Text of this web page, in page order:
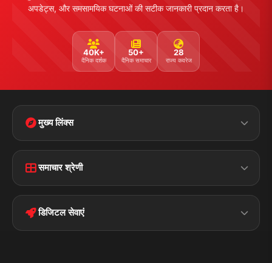
अपडेट्स, और समसामयिक घटनाओं की सटीक जानकारी प्रदान करता है।
40K+
दैनिक दर्शक
50+
दैनिक समाचार
28
राज्य कवरेज
मुख्य लिंक्स
Home Contact Us
Terms &
Conditions
Privacy Policy
समाचार श्रेणी
बिहार क्राइम
पॉलिटिकल झारखण्ड
डिजिटल सेवाएं